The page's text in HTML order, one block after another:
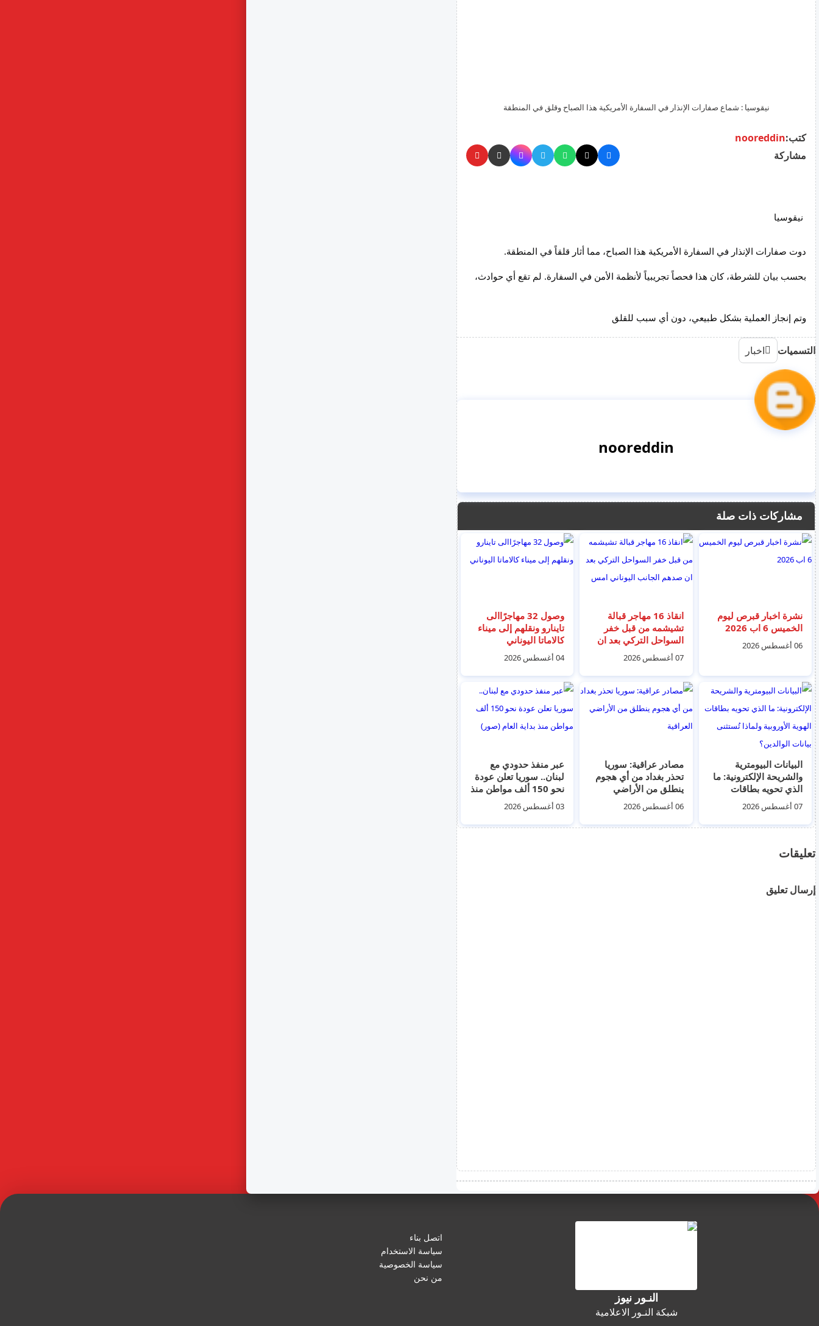
نيقوسيا : شماع صفارات الإنذار في السفارة الأمريكية هذا الصباح وقلق في المنطقة
كتب:nooreddin
مشاركة
نيقوسيا
دوت صفارات الإنذار في السفارة الأمريكية هذا الصباح، مما أثار قلقاً في المنطقة.
بحسب بيان للشرطة، كان هذا فحصاً تجريبياً لأنظمة الأمن في السفارة. لم تقع أي حوادث،
وتم إنجاز العملية بشكل طبيعي، دون أي سبب للقلق
التسميات اخبار
nooreddin
مشاركات ذات صلة
نشرة اخبار قبرص ليوم
الخميس 6 اب 2026
06 أغسطس 2026
انقاذ 16 مهاجر قبالة
تشيشمه من قبل خفر
السواحل التركي بعد ان
صدهم الجانب اليوناني
امس
07 أغسطس 2026
وصول 32 مهاجرًاالى
تاينارو ونقلهم إلى ميناء
كالاماتا اليوناني
04 أغسطس 2026
البيانات البيومترية
والشريحة الإلكترونية: ما
الذي تحويه بطاقات
الهوية الأوروبية ولماذا
تُستثنى بيانات الوالدين؟
07 أغسطس 2026
مصادر عراقية: سوريا
تحذر بغداد من أي هجوم
ينطلق من الأراضي
العراقية
06 أغسطس 2026
عبر منفذ حدودي مع
لبنان.. سوريا تعلن عودة
نحو 150 ألف مواطن منذ
بداية العام (صور)
03 أغسطس 2026
تعليقات
إرسال تعليق
النـور نيوز
شبكة النـور الاعلامية
اتصل بناء
سياسة الاستخدام
سياسة الخصوصية
من نحن